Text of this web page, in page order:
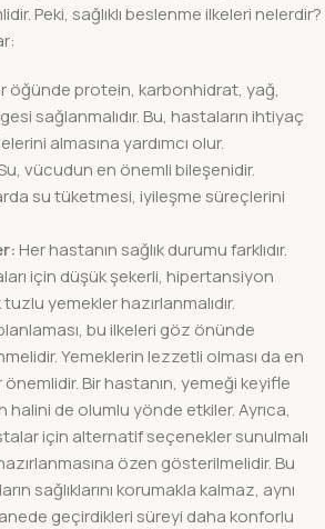
Peki, sağlıklı beslenme ilkeleri nelerdir?
öğünde protein, karbonhidrat, yağ,
sağlanmalıdır. Bu, hastaların ihtiyaç
almasına yardımcı olur.
vücudun en önemli bileşenidir.
su tüketmesi, iyileşme süreçlerini
Her hastanın sağlık durumu farklıdır.
için düşük şekerli, hipertansiyon
yemekler hazırlanmalıdır.
bu ilkeleri göz önünde
Yemeklerin lezzetli olması da en
önemlidir. Bir hastanın, yemeği keyifle
de olumlu yönde etkiler. Ayrıca,
için alternatif seçenekler sunulmalı
özen gösterilmelidir. Bu
sağlıklarını korumakla kalmaz, aynı
geçirdikleri süreyi daha konforlu